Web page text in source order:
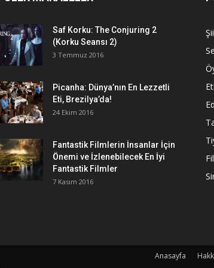
Saf Korku: The Conjuring 2
(Korku Seansı 2)
3 Temmuz 2016
Picanha: Dünya’nın En Lezzetli
Eti, Brezilya’da!
24 Ekim 2016
Fantastik Filmlerin İnsanlar İçin
Önemi ve İzlenebilecek En İyi
Fantastik Filmler
7 Kasım 2016
Anasayfa